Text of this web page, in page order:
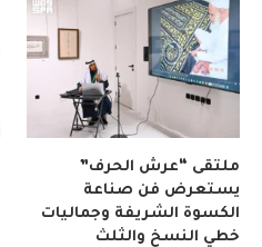
ملتقى “عرش الحرف”
يستعرض فن صناعة
الكسوة الشريفة وجماليات
خطي النسخ والثلث